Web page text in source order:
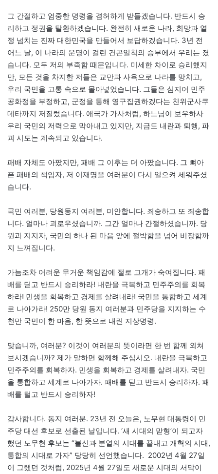
그 간절하고 엄중한 명령을 겸허하게 받들겠습니다. 반드시 승
리하고 정권을 탈환하겠습니다. 완전히 새로운 나라, 희망과 열
정 넘치는 진짜 대한민국을 만들어서 보답하겠습니다. 3년 전
어느 날, 이 나라의 운명이 걸린 건곤일척의 승부에서 우리는 졌
습니다. 모두 저의 부족함 때문입니다. 미세한 차이로 승리했지
만, 모든 것을 차지한 저들은 교만과 사욕으로 나라를 망치고,
우리 국민을 고통 속으로 몰아넣었습니다. 그들은 심지어 민주
공화정을 부정하고, 군정을 통해 영구집권하겠다는 친위군사쿠
데타까지 저질렀습니다. 애국가 가사처럼, 하느님이 보우하사
우리 국민의 저력으로 막아내고 있지만, 지금도 내란과 퇴행, 파
괴 시도는 계속되고 있습니다.
패배 자체도 아팠지만, 패배 그 이후는 더 아팠습니다. 그 뼈아
픈 패배의 책임자, 저 이재명을 여러분이 다시 일으켜 세워주셨
습니다.
국민 여러분, 당원동지 여러분, 미안합니다. 죄송하고 또 죄송합
니다. 얼마나 괴로우셨습니까. 그간 얼마나 간절하셨습니까. 당
원과 지지자, 국민의 하나 된 마음 앞에 절박함을 넘어 비장함까
지 느껴집니다.
가늠조차 어려운 무거운 책임감에 절로 고개가 숙여집니다. 패
배를 딛고 반드시 승리하라! 내란을 극복하고 민주주의를 회복
하라! 민생을 회복하고 경제를 살려내라! 국민을 통합하고 세계
로 나아가라! 250만 당원 동지 여러분과 민주당을 지지하는 수
천만 국민이 한 마음, 한 뜻으로 내린 지상명령.
맞습니까, 여러분? 이것이 여러분의 뜻이라면 한 번 함께 외쳐
보시겠습니까? 제가 말하면 함께해 주십시오. 내란을 극복하고
민주주의를 회복하자. 민생을 회복하고 경제를 살려내자. 국민
을 통합하고 세계로 나아가자. 패배를 딛고 반드시 승리하자. 패
배를 털고 반드시 승리하자!
감사합니다. 동지 여러분. 23년 전 오늘은, 노무현 대통령이 민
주당 대선 후보로 선출된 날입니다. ‘새 시대의 맏형’이 되고자
했던 노무현 후보는 “불신과 분열의 시대를 끝내고 개혁의 시대,
통합의 시대로 가자” 당당히 선언했습니다. 2002년 4월 27일
이 그랬던 것처럼, 2025년 4월 27일도 새로운 시대의 서막이